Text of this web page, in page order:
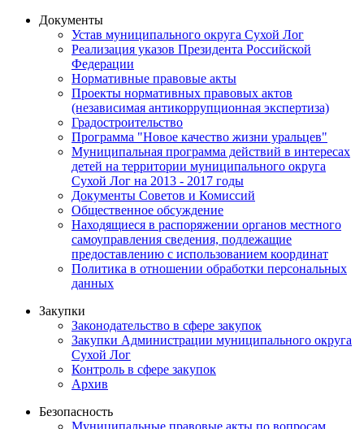
Документы
Устав муниципального округа Сухой Лог
Реализация указов Президента Российской
Федерации
Нормативные правовые акты
Проекты нормативных правовых актов
(независимая антикоррупционная экспертиза)
Градостроительство
Программа "Новое качество жизни уральцев"
Муниципальная программа действий в интересах
детей на территории муниципального округа
Сухой Лог на 2013 - 2017 годы
Документы Советов и Комиссий
Общественное обсуждение
Находящиеся в распоряжении органов местного
самоуправления сведения, подлежащие
предоставлению с использованием координат
Политика в отношении обработки персональных
данных
Закупки
Законодательство в сфере закупок
Закупки Администрации муниципального округа
Сухой Лог
Контроль в сфере закупок
Архив
Безопасность
Муниципальные правовые акты по вопросам